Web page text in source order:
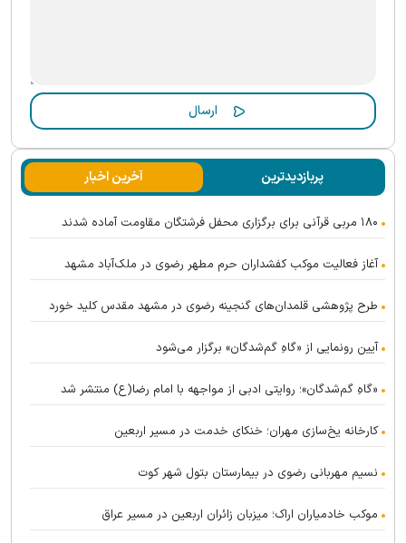
پربازدیدترین آخرین اخبار
۱۸۰ مربی قرآنی برای برگزاری محفل فرشتگان مقاومت آماده شدند
آغاز فعالیت موکب کفشداران حرم مطهر رضوی در ملک‌آباد مشهد
طرح پژوهشی قلمدان‌های گنجینه رضوی در مشهد مقدس کلید خورد
آیین رونمایی از «گاهِ گم‌شدگان» برگزار می‌شود
«گاهِ گم‌شدگان»؛ روایتی ادبی از مواجهه با امام رضا(ع) منتشر شد
کارخانه یخ‌سازی مهران؛ خنکای خدمت در مسیر اربعین
نسیم مهربانی رضوی در بیمارستان بتول شهر کوت
موکب خادمیاران اراک؛ میزبان زائران اربعین در مسیر عراق